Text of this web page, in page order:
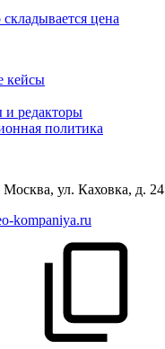
цена
кейсы
и редакторы
политика
Москва, ул. Каховка, д. 24
kompaniya.ru